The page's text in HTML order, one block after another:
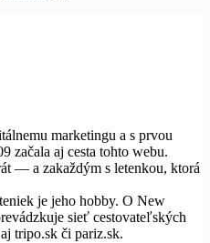
marketingu a s prvou
začala aj cesta tohto webu.
— a zakaždým s letenkou, ktorá
je jeho hobby. O New
sieť cestovateľských
tripo.sk či pariz.sk.